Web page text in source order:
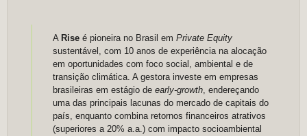
A Rise é pioneira no Brasil em Private Equity
sustentável, com 10 anos de experiência na alocação
em oportunidades com foco social, ambiental e de
transição climática. A gestora investe em empresas
brasileiras em estágio de early-growth, endereçando
uma das principais lacunas do mercado de capitais do
país, enquanto combina retornos financeiros atrativos
(superiores a 20% a.a.) com impacto socioambiental